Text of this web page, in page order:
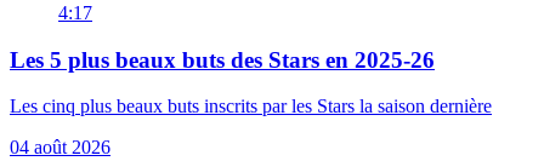
4:17
Les 5 plus beaux buts des Stars en 2025-26
Les cinq plus beaux buts inscrits par les Stars la saison dernière
04 août 2026